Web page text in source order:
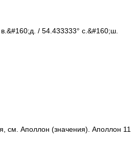
/ 54.433333° с.&#160;ш.
см. Аполлон (значения). Аполлон 11